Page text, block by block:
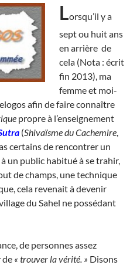
Lorsqu’il y a
sept ou huit ans
en arrière de
cela (Nota : écrit
fin 2013), ma
femme et moi-
afin de faire connaître
propre à l’enseignement
(Shivaïsme du Cachemire
certains de rencontrer un
un public habitué à se trahir,
de champs, une technique
cela revenait à devenir
du Sahel ne possédant
de personnes assez
de « trouver la vérité. » Disons